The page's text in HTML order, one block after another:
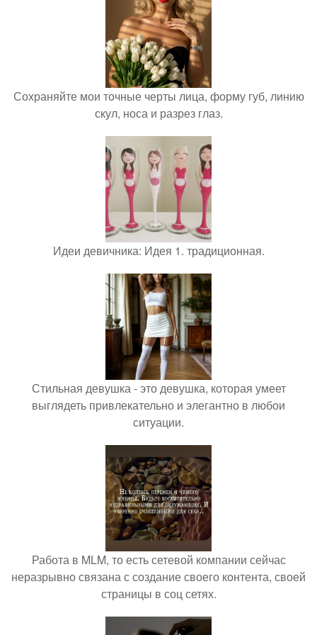
Сохраняйте мои точные черты лица, форму губ, линию
скул, носа и разрез глаз.
Идеи девичника: Идея 1. традиционная.
Стильная девушка - это девушка, которая умеет
выглядеть привлекательно и элегантно в любои
ситуации.
Работа в MLM, то есть сетевой компании сейчас
неразрывно связана с создание своего контента, своей
страницы в соц сетях.